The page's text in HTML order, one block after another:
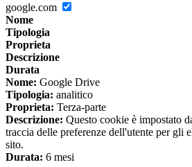
google.com
Nome
Tipologia
Proprieta
Descrizione
Durata
Nome: Google Drive
Tipologia: analitico
Proprieta: Terza-parte
Descrizione: Questo cookie è impostato
traccia delle preferenze dell'utente per gli
sito.
Durata: 6 mesi